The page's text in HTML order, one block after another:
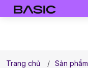
Trang chủ Sản phẩm